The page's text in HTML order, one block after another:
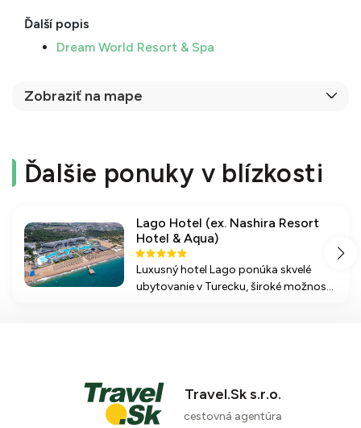
Ďalší popis
Dream World Resort & Spa
Zobraziť na mape
Ďalšie ponuky v blízkosti
Lago Hotel (ex. Nashira Resort
Hotel & Aqua)
Luxusný hotel Lago ponúka skvelé
ubytovanie v Turecku, široké možnosti
Travel.Sk s.r.o.
cestovná agentúra